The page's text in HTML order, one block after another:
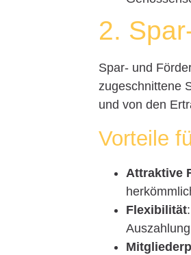
2.
Spar- und
zugeschnittene
und von den
Vorteile
Attraktive
Flexibilität